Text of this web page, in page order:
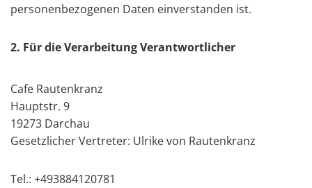
personenbezogenen Daten einverstanden ist.
2. Für die Verarbeitung Verantwortlicher
Cafe Rautenkranz
Hauptstr. 9
19273 Darchau
Gesetzlicher Vertreter: Ulrike von Rautenkranz
Tel.: +493884120781